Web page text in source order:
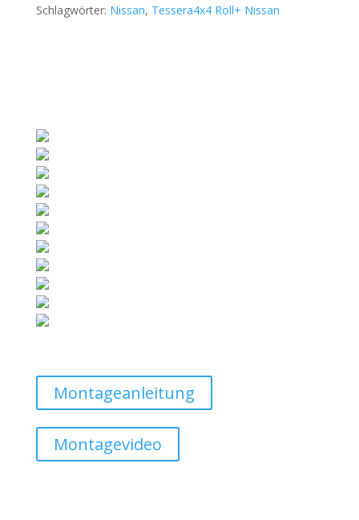
Schlagwörter: Nissan, Tessera4x4 Roll+ Nissan
Montageanleitung
Montagevideo